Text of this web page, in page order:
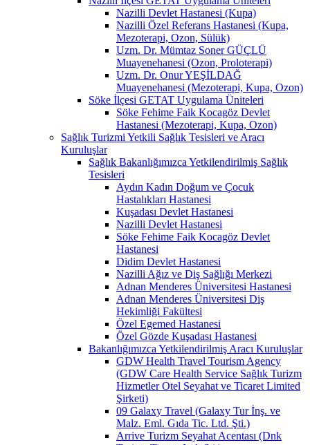
Nazilli Devlet Hastanesi (Kupa)
Nazilli Özel Referans Hastanesi (Kupa,
Mezoterapi, Ozon, Sülük)
Uzm. Dr. Mümtaz Soner GÜÇLÜ
Muayenehanesi (Ozon, Proloterapi)
Uzm. Dr. Onur YEŞİLDAĞ
Muayenehanesi (Mezoterapi, Kupa, Ozon)
Söke İlçesi GETAT Uygulama Üniteleri
Söke Fehime Faik Kocagöz Devlet
Hastanesi (Mezoterapi, Kupa, Ozon)
Sağlık Turizmi Yetkili Sağlık Tesisleri ve Aracı
Kuruluşlar
Sağlık Bakanlığımızca Yetkilendirilmiş Sağlık
Tesisleri
Aydın Kadın Doğum ve Çocuk
Hastalıkları Hastanesi
Kuşadası Devlet Hastanesi
Nazilli Devlet Hastanesi
Söke Fehime Faik Kocagöz Devlet
Hastanesi
Didim Devlet Hastanesi
Nazilli Ağız ve Diş Sağlığı Merkezi
Adnan Menderes Üniversitesi Hastanesi
Adnan Menderes Üniversitesi Diş
Hekimliği Fakültesi
Özel Egemed Hastanesi
Özel Gözde Kuşadası Hastanesi
Bakanlığımızca Yetkilendirilmiş Aracı Kuruluşlar
GDW Health Travel Tourism Agency
(GDW Care Health Service Sağlık Turizm
Hizmetler Otel Seyahat ve Ticaret Limited
Şirketi)
09 Galaxy Travel (Galaxy Tur İnş. ve
Malz. Eml. Gıda Tic. Ltd. Şti.)
Arrive Turizm Seyahat Acentası (Dnk